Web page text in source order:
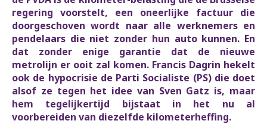
regering voorstelt, een oneerlijke factuur die
doorgeschoven wordt naar alle werknemers en
pendelaars die niet zonder hun auto kunnen. En
dat zonder enige garantie dat de nieuwe
metrolijn er ooit zal komen. Francis Dagrin hekelt
ook de hypocrisie de Parti Socialiste (PS) die doet
alsof ze tegen het idee van Sven Gatz is, maar
hem tegelijkertijd bijstaat in het nu al
voorbereiden van diezelfde kilometerheffing.